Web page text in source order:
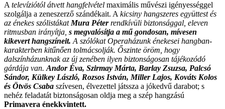
A televíziótól átvett hangfelvétel maximális művészi igényességgel
szolgálja a zeneszerző szándékait. A kicsiny hangszeres együttest és
az énekes szólistákat Mura Péter rendkívüli biztonsággal, eleven
ritmusban irányítja, s megvalósítja a mű gondosan, mívesen
kikevert hangszíneit. A szólókat Operaházunk énekesei hangban-
karakterben kitűnően tolmácsolják. Őszinte öröm, hogy
dalszínházunknak az új zenében ilyen biztonságosan tájékozódó
gárdája van. Andor Éva, Szirmay Márta, Barlay Zsuzsa, Palcsó
Sándor, Külkey László, Rozsos István, Miller Lajos, Kováts Kolos
és Ötvös Csaba szívesen, élvezettel játssza a jókedvű darabot; s
nehéz feladatát biztonságosan oldja meg a szép hangzású
Primavera énekkvintett.